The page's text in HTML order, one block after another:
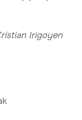
Irigoyen